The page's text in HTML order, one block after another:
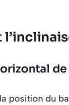
de
position du